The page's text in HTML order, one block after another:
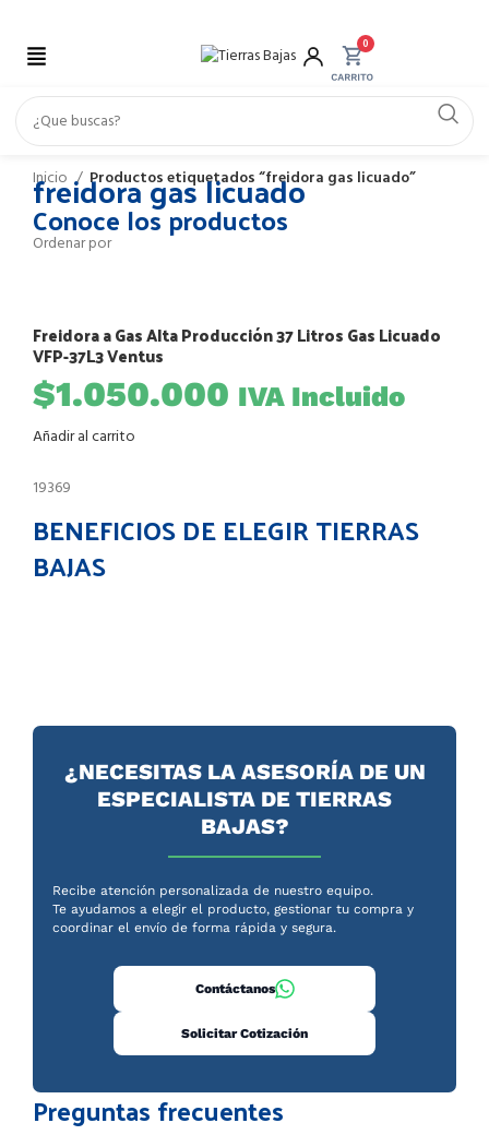
0
Inicio Productos etiquetados “freidora gas licuado”
freidora gas licuado
Conoce los productos
Ordenar por
19369
Freidora a Gas Alta Producción 37 Litros Gas Licuado
VFP-37L3 Ventus
$1.050.000 IVA Incluido
Añadir al carrito
BENEFICIOS DE ELEGIR TIERRAS
BAJAS
¿NECESITAS LA ASESORÍA DE UN
ESPECIALISTA DE TIERRAS
BAJAS?
Recibe atención personalizada de nuestro equipo.
Te ayudamos a elegir el producto, gestionar tu compra y
coordinar el envío de forma rápida y segura.
Contáctanos
Solicitar Cotización
Preguntas frecuentes